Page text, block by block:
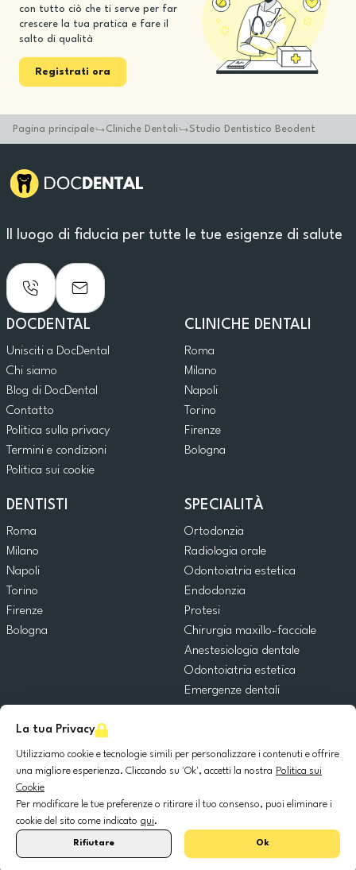
La tua Privacy
Utilizziamo cookie e tecnologie simili per personalizzare i contenuti e offrire
una migliore esperienza. Cliccando su 'Ok', accetti la nostra Politica sui
Cookie
Per modificare le tue preferenze o ritirare il tuo consenso, puoi eliminare i
cookie del sito come indicato qui.
Rifiutare Ok
con tutto ciò che ti serve per far
crescere la tua pratica e fare il
salto di qualità
Registrati ora
Pagina principale Cliniche Dentali Studio Dentistico Beodent
Il luogo di fiducia per tutte le tue esigenze di salute
DOCDENTAL
Unisciti a DocDental
Chi siamo
Blog di DocDental
Contatto
Politica sulla privacy
Termini e condizioni
Politica sui cookie
CLINICHE DENTALI
Roma
Milano
Napoli
Torino
Firenze
Bologna
DENTISTI
Roma
Milano
Napoli
Torino
Firenze
Bologna
SPECIALITÀ
Ortodonzia
Radiologia orale
Odontoiatria estetica
Endodonzia
Protesi
Chirurgia maxillo-facciale
Anestesiologia dentale
Odontoiatria estetica
Emergenze dentali
Chirurgia orale
Implantologia dentale
© 2025 DocDental. Tutti i diritti riservati.
United
España Polska